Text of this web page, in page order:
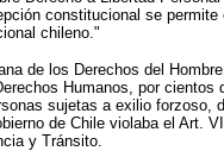
constitucional se permite
chileno."
de los Derechos del
Humanos, por cientos
sujetas a exilio forzoso,
de Chile violaba el Art.
y Tránsito.